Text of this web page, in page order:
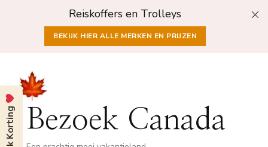
Reiskoffers en Trolleys
BEKIJK HIER ALLE MERKEN EN PRIJZEN
Bezoek Canada